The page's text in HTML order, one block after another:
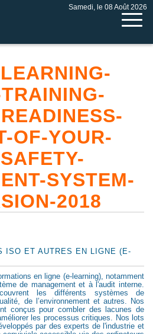
Samedi, le 08 Août 2026
OF-YOUR-
SYSTEM-
2018
ISO ET AUTRES EN LIGNE (E-
en ligne (e-learning), notamment
de management et à l'audit interne.
les différents systèmes de
de l’environnement et autres. Nos
conçus pour combler des lacunes de
les processus critiques. Nos lots
par des experts de l'industrie et